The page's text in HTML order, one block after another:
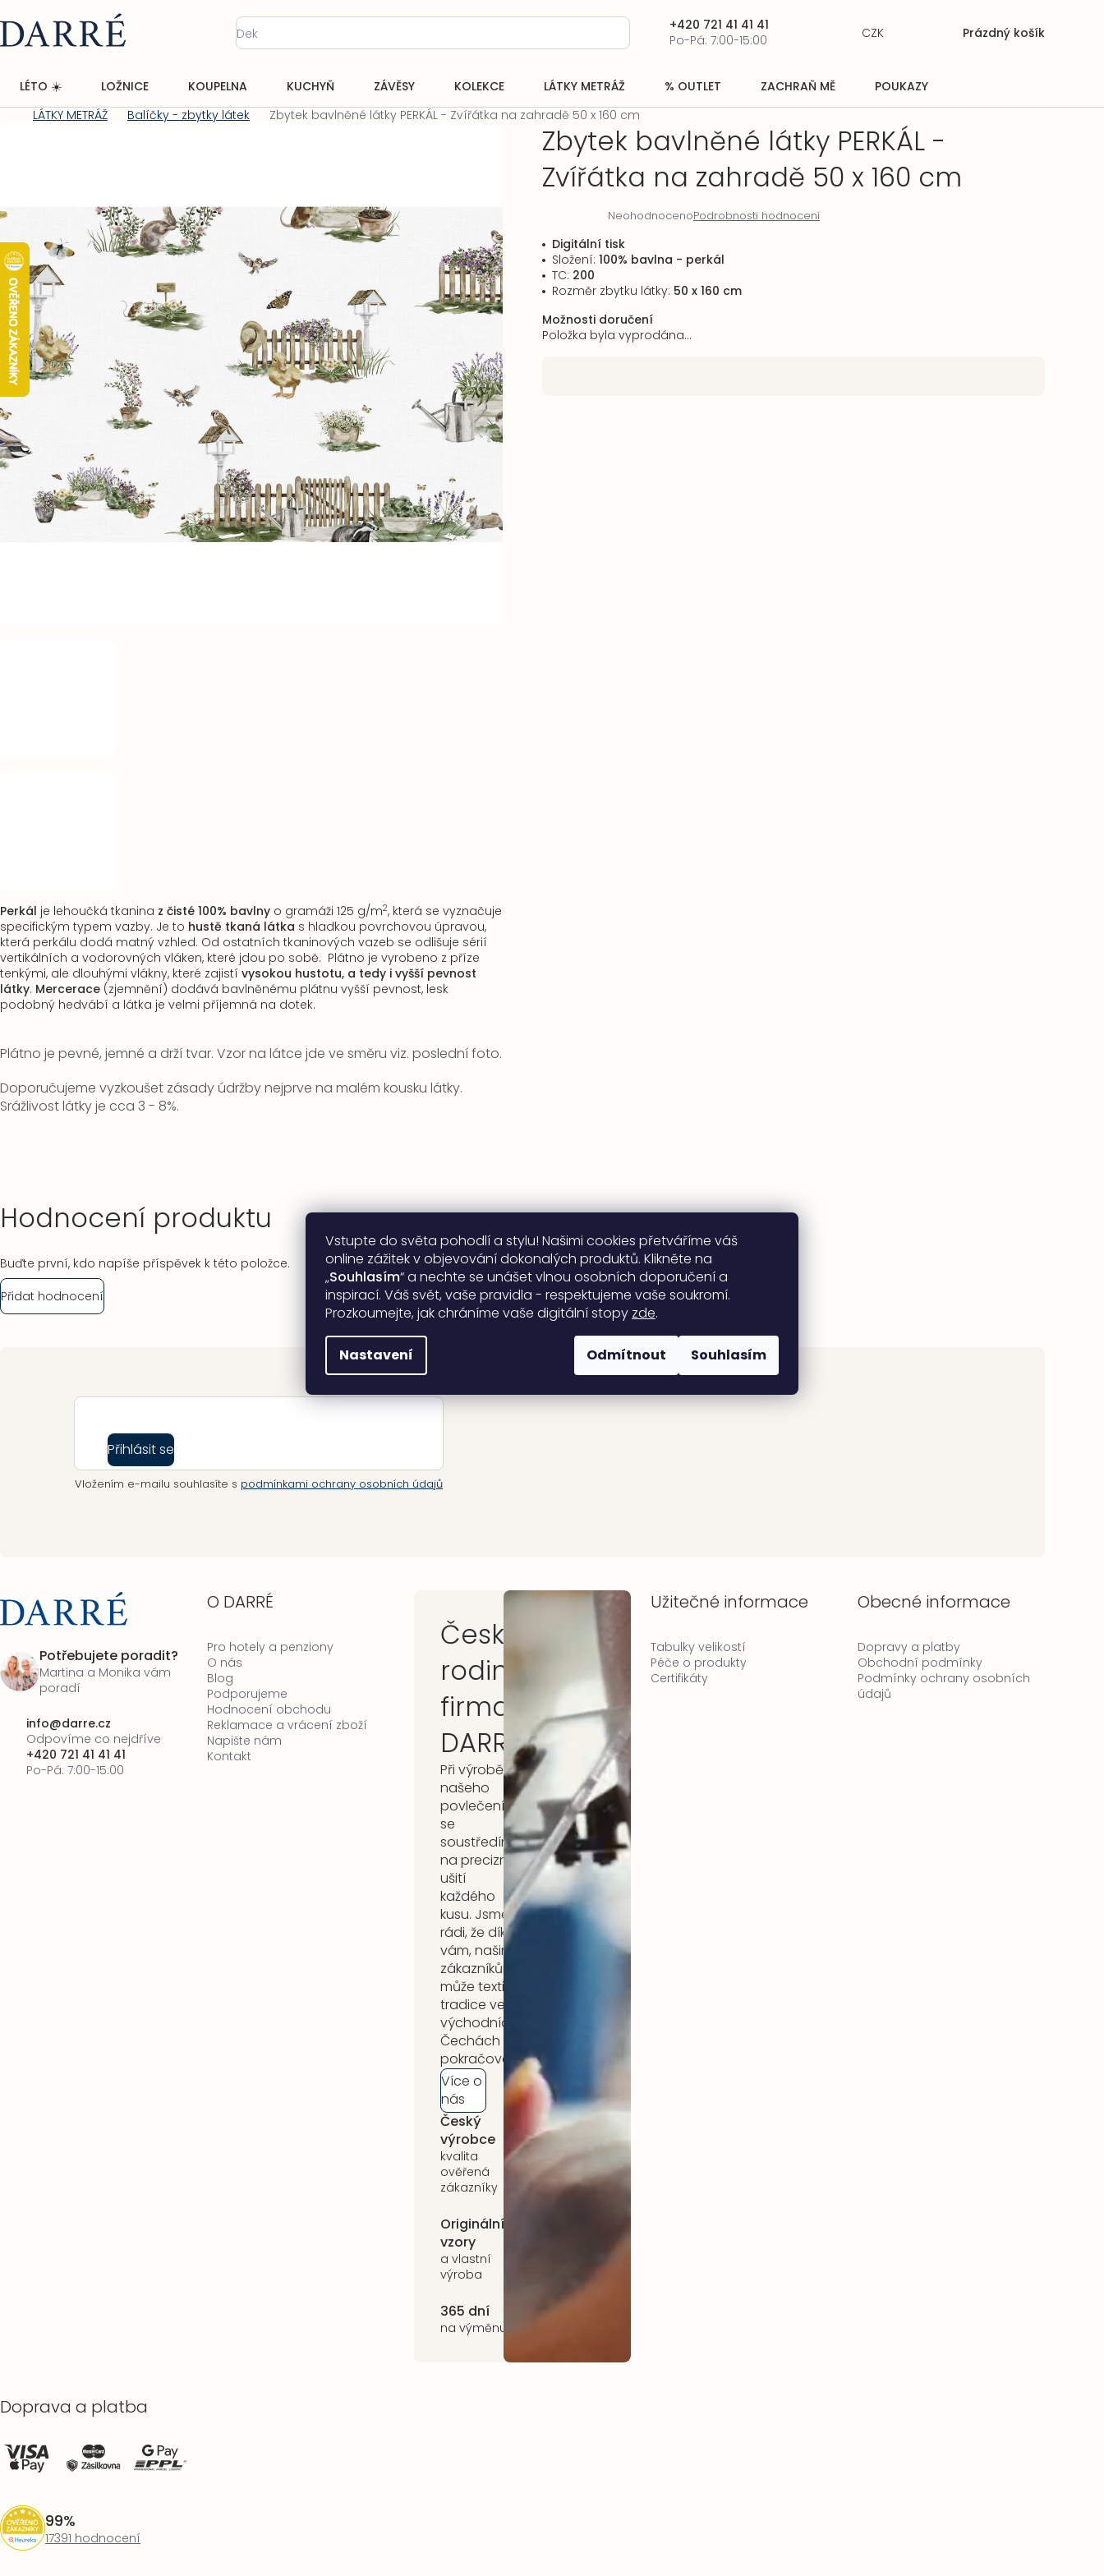
Vstupte do světa pohodlí a stylu! Našimi cookies přetváříme váš
online zážitek v objevování dokonalých produktů. Klikněte na
„Souhlasím“ a nechte se unášet vlnou osobních doporučení a
inspirací. Váš svět, vaše pravidla - respektujeme vaše soukromí.
Prozkoumejte, jak chráníme vaše digitální stopy zde.
Nastavení Odmítnout Souhlasím
na
obsah
+420 721 41 41 41
Po-Pá: 7:00-15:00
Nákupní
Prázdný košík
CZK
LÉTO ☀️ LOŽNICE KOUPELNA KUCHYŇ ZÁVĚSY KOLEKCE LÁTKY METRÁŽ % OUTLET ZACHRAŇ MĚ POUKAZY
LÁTKY METRÁŽ Balíčky - zbytky látek Zbytek bavlněné látky PERKÁL - Zvířátka na zahradě 50 x 160 cm
Perkál je lehoučká tkanina z čisté 100% bavlny o gramáži 125 g/m2, která se vyznačuje
specifickým typem vazby. Je to hustě tkaná látka s hladkou povrchovou úpravou,
která perkálu dodá matný vzhled. Od ostatních tkaninových vazeb se odlišuje sérií
vertikálních a vodorovných vláken, které jdou po sobě. Plátno je vyrobeno z příze
tenkými, ale dlouhými vlákny, které zajistí vysokou hustotu, a tedy i vyšší pevnost
látky. Mercerace (zjemnění) dodává bavlněnému plátnu vyšší pevnost, lesk
podobný hedvábí a látka je velmi příjemná na dotek.
Plátno je pevné, jemné a drží tvar. Vzor na látce jde ve směru viz. poslední foto.
Doporučujeme vyzkoušet zásady údržby nejprve na malém kousku látky.
Srážlivost látky je cca 3 - 8%.
Zbytek bavlněné látky PERKÁL -
Zvířátka na zahradě 50 x 160 cm
hodnocení
produktu
0,0
5
hvězdiček.
NeohodnocenoPodrobnosti hodnocení
Možnosti doručení
Položka byla vyprodána…
Digitální tisk
Složení: 100% bavlna - perkál
TC: 200
Rozměr zbytku látky: 50 x 160 cm
Hodnocení produktu
Buďte první, kdo napíše příspěvek k této položce.
Přidat hodnocení
Potřebujete poradit?
Martina a Monika vám
poradí
info@darre.cz
Odpovíme co nejdříve
+420 721 41 41 41
Po-Pá: 7:00-15:00
Přihlásit se
Vložením e-mailu souhlasíte s podmínkami ochrany osobních údajů
O DARRÉ
Pro hotely a penziony
O nás
Blog
Podporujeme
Hodnocení obchodu
Reklamace a vrácení zboží
Napište nám
Kontakt
Česká
rodinná
firma
DARRÉ
Při výrobě
našeho
povlečení
se
soustředíme
na precizní
ušití
každého
kusu. Jsme
rádi, že díky
vám, našim
zákazníkům,
může textilní
tradice ve
východních
Čechách
pokračovat.
Více o
nás
Český
výrobce
kvalita
ověřená
zákazníky
5 let záruka
na celý
sortiment
Originální
vzory
a vlastní
výroba
kvalitní přírodní
365 dní
na výměnu
Užitečné informace
Tabulky velikostí
Péče o produkty
Certifikáty
Obecné informace
Dopravy a platby
Obchodní podmínky
Podmínky ochrany osobních
údajů
Doprava a platba
99%
17391 hodnocení